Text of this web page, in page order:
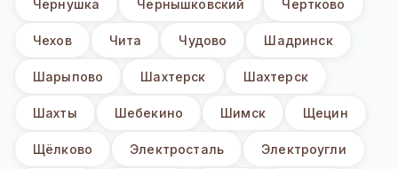
Чернушка Чернышковский Чертково
Чехов Чита Чудово Шадринск
Шарыпово Шахтерск Шахтерск
Шахты Шебекино Шимск Щецин
Щёлково Электросталь Электроугли